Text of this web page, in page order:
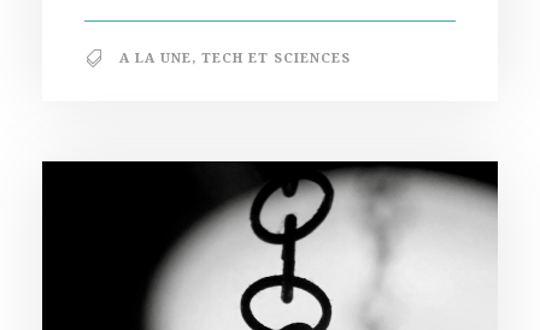
A LA UNE, TECH ET SCIENCES